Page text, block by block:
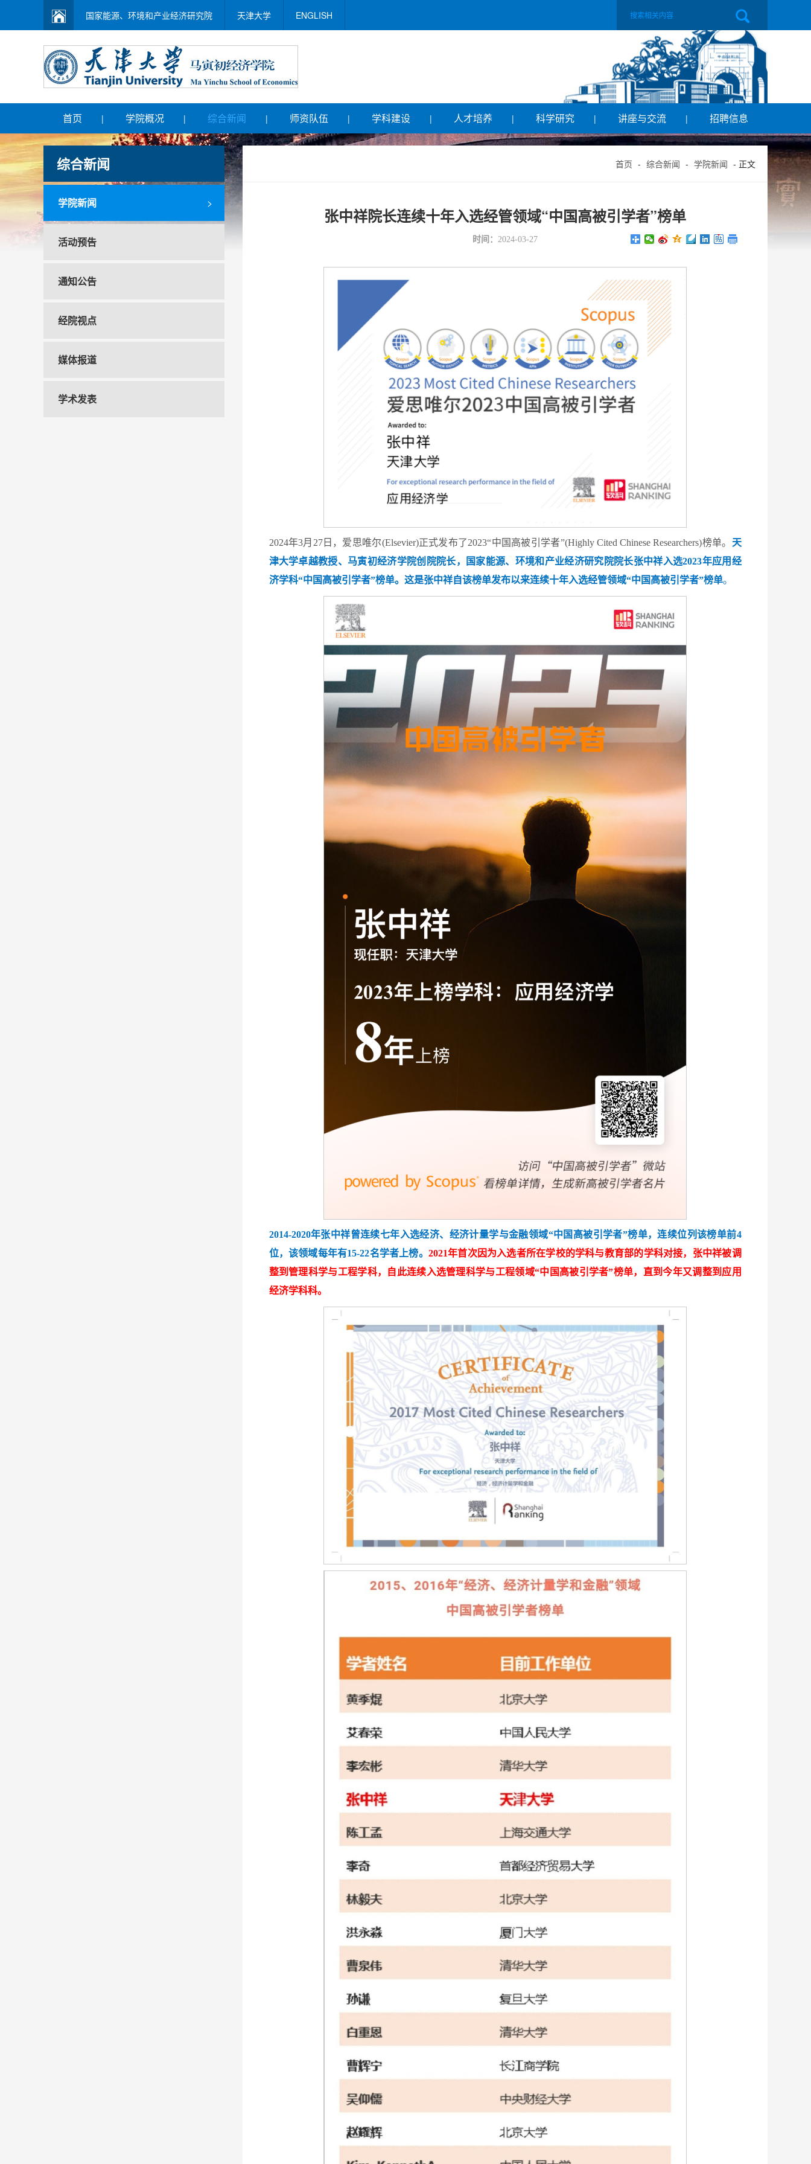
国家能源、环境和产业经济研究院 天津大学 ENGLISH
首页 | 学院概况 | 综合新闻 | 师资队伍 | 学科建设 | 人才培养 | 科学研究 | 讲座与交流 | 招聘信息
首页 - 综合新闻 - 学院新闻 - 正文
张中祥院长连续十年入选经管领域“中国高被引学者”榜单
时间： 2024-03-27
2024年3月27日，爱思唯尔(Elsevier)正式发布了2023“中国高被引学者”(Highly Cited Chinese Researchers)榜单。 天
津大学卓越教授、马寅初经济学院创院院长，国家能源、环境和产业经济研究院院长张中祥入选2023年应用经
济学科“中国高被引学者”榜单。这是张中祥自该榜单发布以来连续十年入选经管领域“中国高被引学者”榜单。
2014-2020年张中祥曾连续七年入选经济、经济计量学与金融领域“中国高被引学者”榜单，连续位列该榜单前4
位，该领域每年有15-22名学者上榜。 2021年首次因为入选者所在学校的学科与教育部的学科对接， 张中祥被调
整到管理科学与工程学科，自此连续入选管理科学与工程领域“中国高被引学者”榜单，直到今年又调整到应用
经济学科科。
综合新闻
学院新闻 >
活动预告
通知公告
经院视点
媒体报道
学术发表